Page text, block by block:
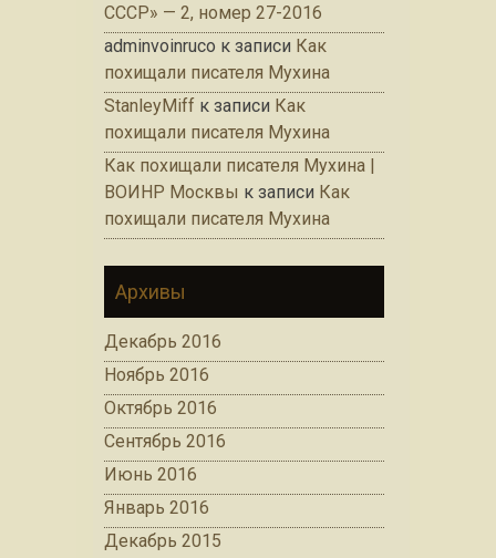
СССР» — 2, номер 27-2016
adminvoinruco к записи Как
похищали писателя Мухина
StanleyMiff к записи Как
похищали писателя Мухина
Как похищали писателя Мухина |
ВОИНР Москвы к записи Как
похищали писателя Мухина
Архивы
Декабрь 2016
Ноябрь 2016
Октябрь 2016
Сентябрь 2016
Июнь 2016
Январь 2016
Декабрь 2015